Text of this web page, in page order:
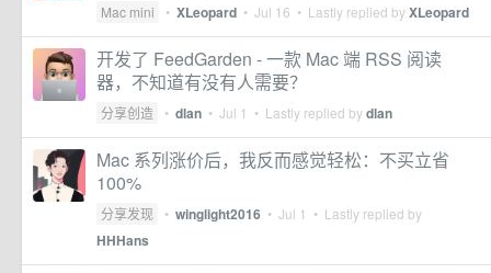
Mac mini • XLeopard • Jul 16 • Lastly replied byXLeopard
开发了 FeedGarden - 一款 Mac 端 RSS 阅读
器，不知道有没有人需要？
分享创造 • dlan • Jul 1 • Lastly replied bydlan
Mac 系列涨价后，我反而感觉轻松：不买立省
100%
分享发现 • winglight2016 • Jul 1 • Lastly replied by
HHHans